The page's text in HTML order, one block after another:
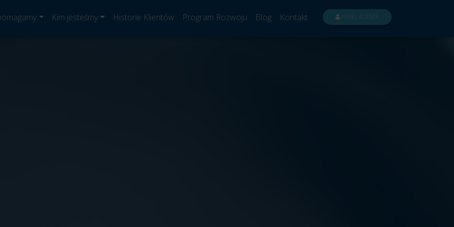
Kim jesteśmy Historie Klientów Program Rozwoju Blog Kontakt PANEL KLIENTA